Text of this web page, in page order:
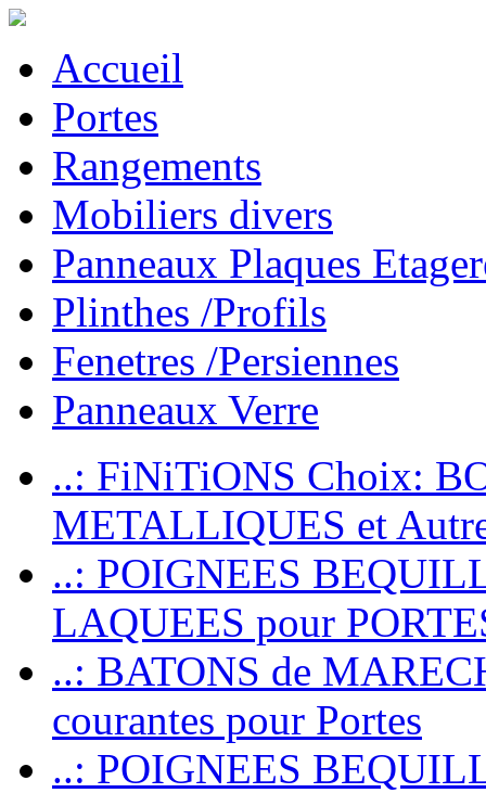
Accueil
Portes
Rangements
Mobiliers divers
Panneaux Plaques
Plinthes /Profils
Fenetres /Persiennes
Panneaux Verre
..: FiNiTiONS Choix:
METALLIQUES et
..: POIGNEES
LAQUEES pour
..: BATONS de
courantes pour Portes
..: POIGNEES